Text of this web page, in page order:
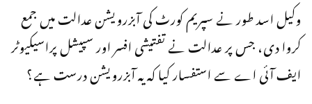
وکیل اسد طور نے سپریم کورٹ کی آبزرویشن عدالت میں جمع
کروا دی، جس پر عدالت نے تفتیشی افسر اور سپیشل پراسیکیوٹر
ایف آئی اے سے استفسار کیا کہ یہ آبزرویشن درست ہے؟